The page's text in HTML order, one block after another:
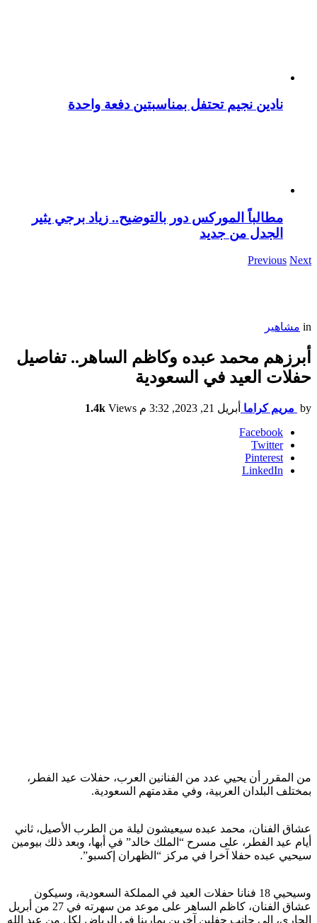
نادين نجيم تحتفل بمناسبتين دفعة واحدة
مطالباً الموركس دور بالتوضيح.. زياد برجي يثير
الجدل من جديد
Previous Next
in مشاهير
أبرزهم محمد عبده وكاظم الساهر.. تفاصيل
حفلات العيد في السعودية
by مريم كراما أبريل 21, 2023, 3:32 م 1.4k Views
Facebook
Twitter
Pinterest
LinkedIn
من المقرر أن يحيي عدد من الفنانين العرب، حفلات عيد الفطر،
بمختلف البلدان العربية، وفي مقدمتهم السعودية.
عشاق الفنان، محمد عبده سيعيشون ليلة من الطرب الأصيل، ثاني
أيام عيد الفطر، على مسرح “الملك خالد” في أبها، وبعد ذلك بيومين
سيحيي عبده حفلا آخرا في مركز “الظهران إكسبو”.
وسيحيي 18 فنانا حفلات العيد في المملكة السعودية، وسيكون
عشاق الفنان، كاظم الساهر على موعد من سهرته في 27 من أبريل
الجاري، إلى جانب حفلين آخرين بمارينا في الرياض لكل من عبد الله